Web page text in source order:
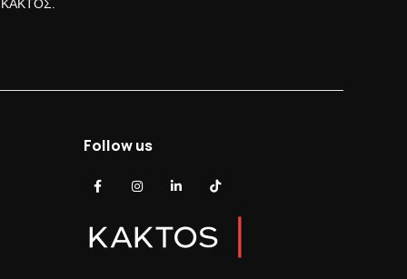
ΚΑΚΤΟΣ.
Follow us